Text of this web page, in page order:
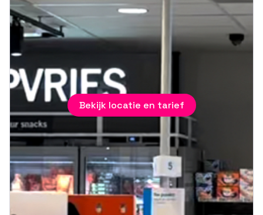
Bekijk locatie en tarief